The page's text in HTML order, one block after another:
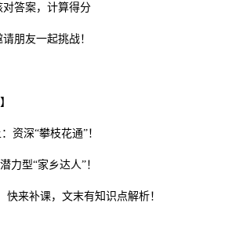
答案，计算得分
朋友一起挑战！
】
资深“攀枝花通”！
力型“家乡达人”！
快来补课，文末有知识点解析！